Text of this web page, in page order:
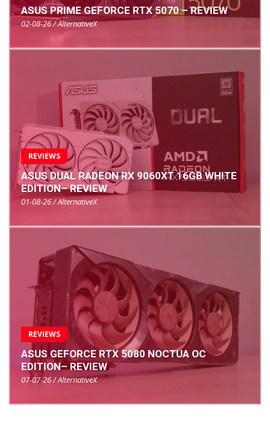
ASUS PRIME GEFORCE RTX 5070 – REVIEW
02-08-26 / AlternativeX
REVIEWS
ASUS DUAL RADEON RX 9060XT 16GB WHITE
EDITION– REVIEW
01-08-26 / AlternativeX
REVIEWS
ASUS GEFORCE RTX 5080 NOCTUA OC
EDITION– REVIEW
07-07-26 / AlternativeX